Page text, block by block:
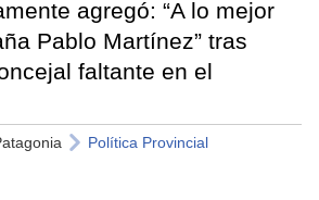
agregó: “A lo mejor
Pablo Martínez” tras
faltante en el
Política Provincial